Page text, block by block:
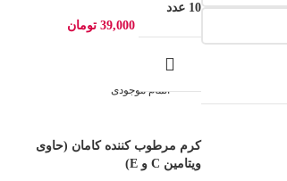
10 عدد
39,000 تومان
اتمام موجودی
کرم مرطوب کننده کامان (حاوی
ویتامین C و E)